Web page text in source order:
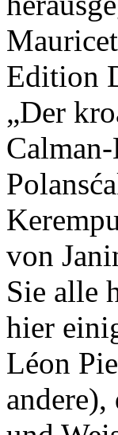
Edition
„Der
von
Sie alle
hier
Léon